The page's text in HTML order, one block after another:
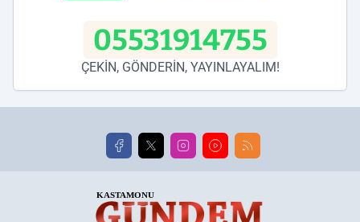
05531914755
ÇEKİN, GÖNDERİN, YAYINLAYALIM!